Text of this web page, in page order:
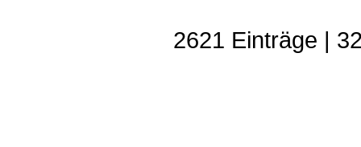
2621 Einträge |